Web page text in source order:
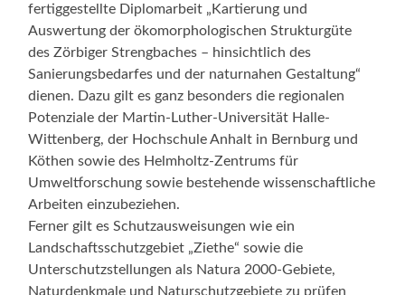
fertiggestellte Diplomarbeit „Kartierung und
Auswertung der ökomorphologischen Strukturgüte
des Zörbiger Strengbaches – hinsichtlich des
Sanierungsbedarfes und der naturnahen Gestaltung“
dienen. Dazu gilt es ganz besonders die regionalen
Potenziale der Martin-Luther-Universität Halle-
Wittenberg, der Hochschule Anhalt in Bernburg und
Köthen sowie des Helmholtz-Zentrums für
Umweltforschung sowie bestehende wissenschaftliche
Arbeiten einzubeziehen.
Ferner gilt es Schutzausweisungen wie ein
Landschaftsschutzgebiet „Ziethe“ sowie die
Unterschutzstellungen als Natura 2000-Gebiete,
Naturdenkmale und Naturschutzgebiete zu prüfen